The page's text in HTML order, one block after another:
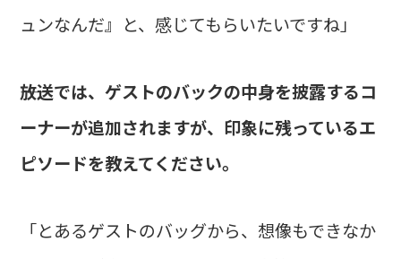
ュンなんだ』と、感じてもらいたいですね」
――放送では、ゲストのバックの中身を披露するコ
ーナーが追加されますが、印象に残っているエ
ピソードを教えてください。
「とあるゲストのバッグから、想像もできなか